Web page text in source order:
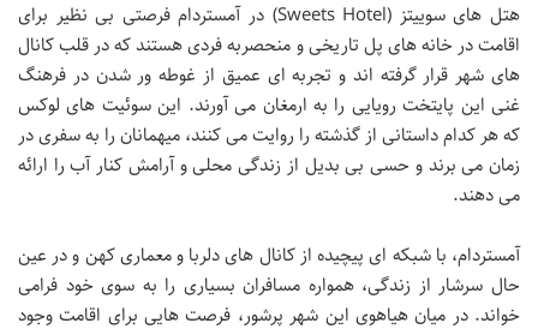
هتل های سوییتز (Sweets Hotel) در آمستردام فرصتی بی نظیر برای
اقامت در خانه های پل تاریخی و منحصربه فردی هستند که در قلب کانال
های شهر قرار گرفته اند و تجربه ای عمیق از غوطه ور شدن در فرهنگ
غنی این پایتخت رویایی را به ارمغان می آورند. این سوئیت های لوکس
که هر کدام داستانی از گذشته را روایت می کنند، میهمانان را به سفری در
زمان می برند و حسی بی بدیل از زندگی محلی و آرامش کنار آب را ارائه
می دهند.
آمستردام، با شبکه ای پیچیده از کانال های دلربا و معماری کهن و در عین
حال سرشار از زندگی، همواره مسافران بسیاری را به سوی خود فرامی
خواند. در میان هیاهوی این شهر پرشور، فرصت هایی برای اقامت وجود